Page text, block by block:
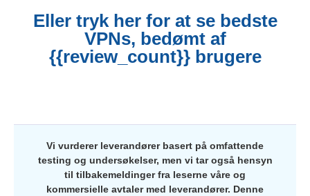
Eller tryk her for at se bedste
VPNs, bedømt af
{{review_count}} brugere
Vi vurderer leverandører basert på omfattende
testing og undersøkelser, men vi tar også hensyn
til tilbakemeldinger fra leserne våre og
kommersielle avtaler med leverandører. Denne